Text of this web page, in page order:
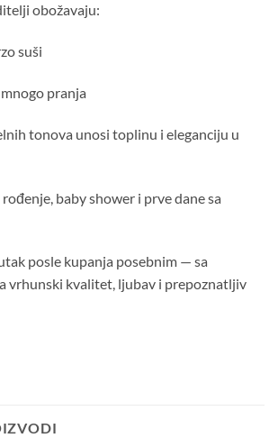
obožavaju:
suši
pranja
tonova unosi toplinu i eleganciju u
baby shower i prve dane sa
posle kupanja posebnim — sa
vrhunski kvalitet, ljubav i prepoznatljiv